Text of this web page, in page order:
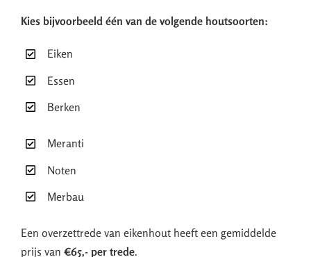
Kies bijvoorbeeld één van de volgende houtsoorten:
Eiken
Essen
Berken
Meranti
Noten
Merbau
Een overzettrede van eikenhout heeft een gemiddelde
prijs van €65,- per trede.